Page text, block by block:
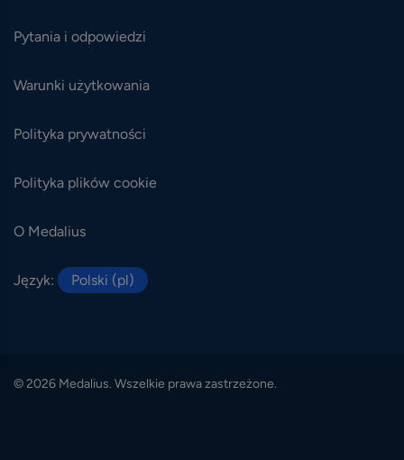
Pytania i odpowiedzi
Warunki użytkowania
Polityka prywatności
Polityka plików cookie
O Medalius
Język: Polski (pl)
© 2026 Medalius. Wszelkie prawa zastrzeżone.